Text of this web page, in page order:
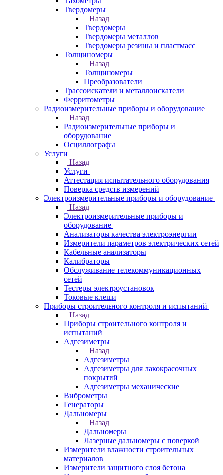
Твердомеры
Назад
Твердомеры
Твердомеры металлов
Твердомеры резины и пластмасс
Толщиномеры
Назад
Толщиномеры
Преобразователи
Трассоискатели и металлоискатели
Ферритометры
Радиоизмерительные приборы и оборудование
Назад
Радиоизмерительные приборы и
оборудование
Осциллографы
Услуги
Назад
Услуги
Аттестация испытательного оборудования
Поверка средств измерений
Электроизмерительные приборы и оборудование
Назад
Электроизмерительные приборы и
оборудование
Анализаторы качества электроэнергии
Измерители параметров электрических сетей
Кабельные анализаторы
Калибраторы
Обслуживание телекоммуникационных
сетей
Тестеры электроустановок
Токовые клещи
Приборы строительного контроля и испытаний
Назад
Приборы строительного контроля и
испытаний
Адгезиметры
Назад
Адгезиметры
Адгезиметры для лакокрасочных
покрытий
Адгезиметры механические
Виброметры
Генераторы
Дальномеры
Назад
Дальномеры
Лазерные дальномеры с поверкой
Измерители влажности строительных
материалов
Измерители защитного слоя бетона